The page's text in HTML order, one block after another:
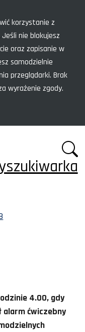
korzystanie z
nie blokujesz
oraz zapisanie w
samodzielnie
przeglądarki. Brak
wyrażenie zgody.
4.00, gdy
alarm ćwiczebny